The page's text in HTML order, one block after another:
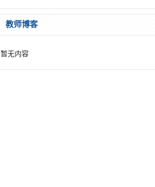
教师博客
暂无内容